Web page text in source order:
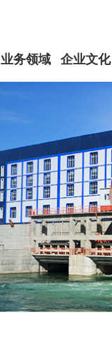
业务领域 企业文化